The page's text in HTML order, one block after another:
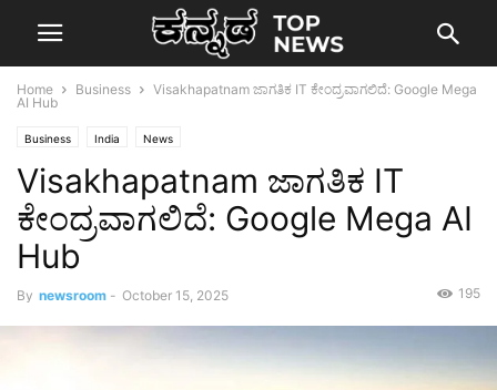
Home Business
Visakhapatnam ಜಾಗತಿಕ IT ಕೇಂದ್ರವಾಗಲಿದೆ: Google Mega
AI Hub
Business India News
Visakhapatnam ಜಾಗತಿಕ IT
ಕೇಂದ್ರವಾಗಲಿದೆ: Google Mega AI
Hub
By newsroom - October 15, 2025 195